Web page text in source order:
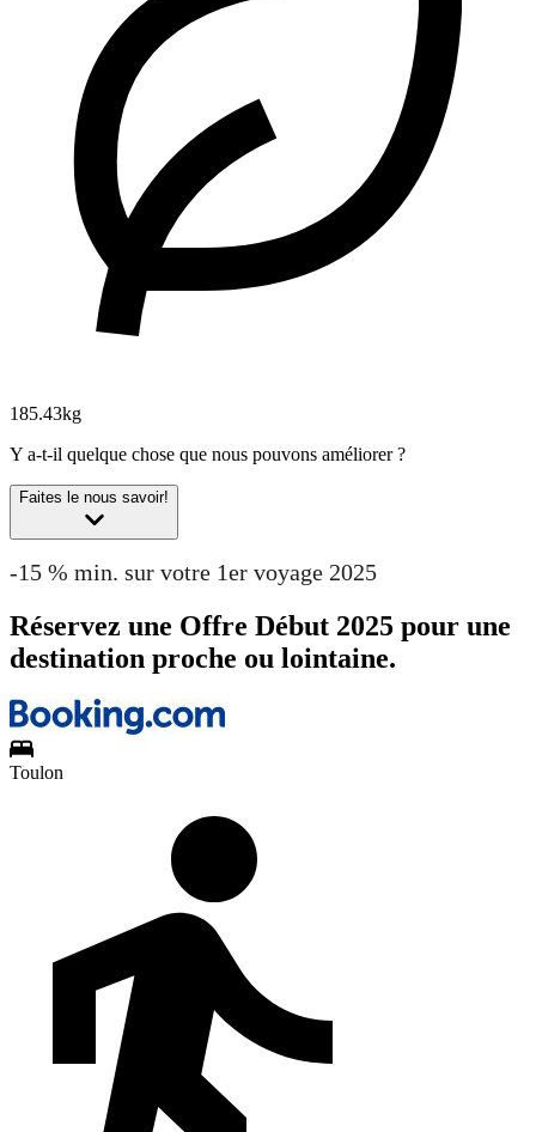
185.43kg
Y a-t-il quelque chose que nous pouvons améliorer ?
Faites le nous savoir!
-15 % min. sur votre 1er voyage 2025
Réservez une Offre Début 2025 pour une
destination proche ou lointaine.
Toulon